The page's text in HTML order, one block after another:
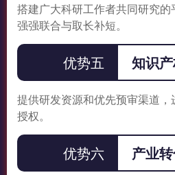
搭建广大科研工作者共同研究
强强联合与取长补短。
优势五 知识
提供研发资源和优先预审渠道
授权。
优势六 产业